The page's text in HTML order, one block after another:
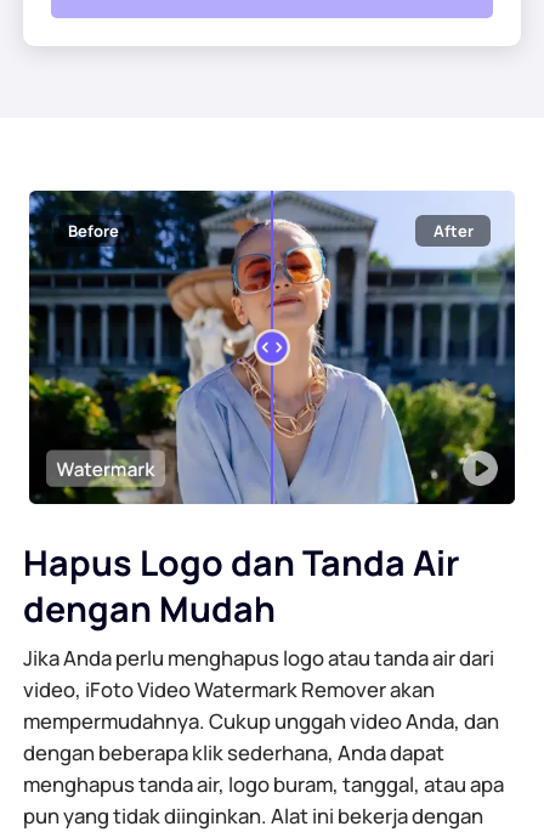
Generator Latar Belakang AI
Pengubah Latar Belakang Online
Hak Cipta Gambar
Generator Wajah AI
Pemanjang Gambar AI
Pengoptimal Gambar di Shopify
Pencerah Gambar
Kompres PDF Online
Gabungkan File PDF Secara Online
Konversi PDF ke Word Online
Konversi PDF ke Excel Online
Konversi PDF ke PPT Online
JPG ke PDF Online
PDF ke JPG
WORD ke JPG
Hapus Logo dan Tanda Air
dengan Mudah
Jika Anda perlu menghapus logo atau tanda air dari
video, iFoto Video Watermark Remover akan
mempermudahnya. Cukup unggah video Anda, dan
dengan beberapa klik sederhana, Anda dapat
menghapus tanda air, logo buram, tanggal, atau apa
pun yang tidak diinginkan. Alat ini bekerja dengan
Before After